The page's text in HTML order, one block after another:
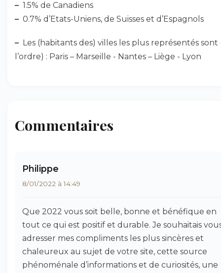
– 1.5% de Canadiens
– 0.7% d’Etats-Uniens, de Suisses et d’Espagnols
– Les (habitants des) villes les plus représentés sont
l’ordre) : Paris – Marseille - Nantes – Liège - Lyon
Commentaires
Philippe
8/01/2022 à 14:49
Que 2022 vous soit belle, bonne et bénéfique en
tout ce qui est positif et durable. Je souhaitais
adresser mes compliments les plus sincères et
chaleureux au sujet de votre site, cette source
phénoménale d’informations et de curiosités, une